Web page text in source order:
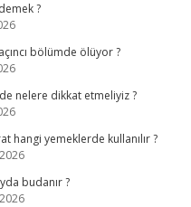
?
bölümde ölüyor ?
nelere dikkat etmeliyiz ?
hangi yemeklerde kullanılır ?
budanır ?